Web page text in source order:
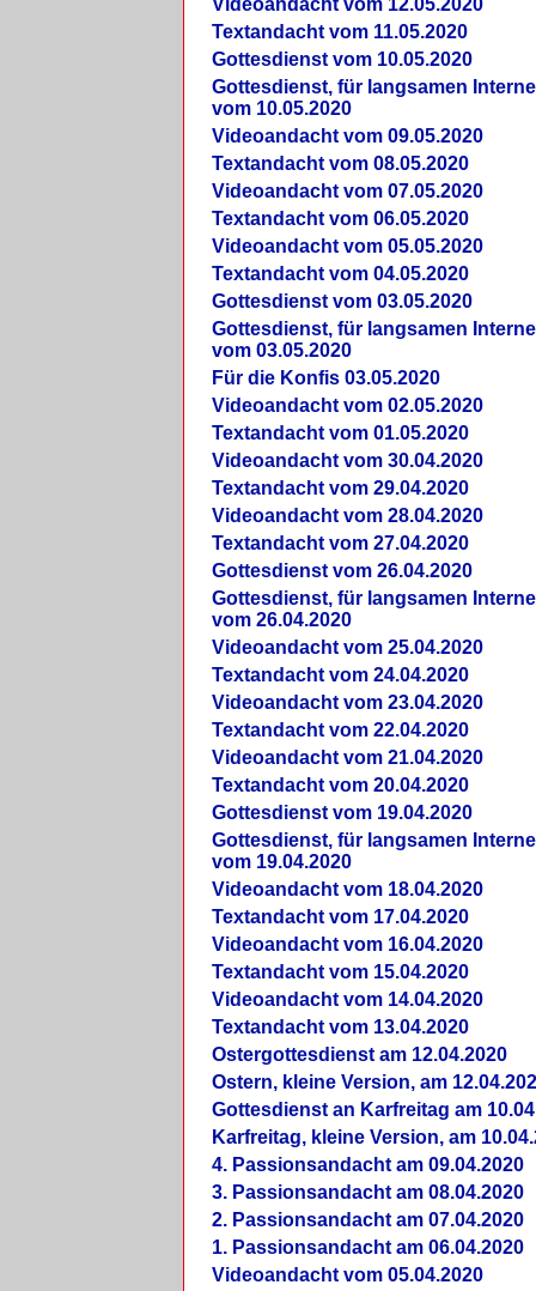
Videoandacht vom 12.05.2020
Textandacht vom 11.05.2020
Gottesdienst vom 10.05.2020
Gottesdienst, für langsamen
vom 10.05.2020
Videoandacht vom 09.05.2020
Textandacht vom 08.05.2020
Videoandacht vom 07.05.2020
Textandacht vom 06.05.2020
Videoandacht vom 05.05.2020
Textandacht vom 04.05.2020
Gottesdienst vom 03.05.2020
Gottesdienst, für langsamen
vom 03.05.2020
Für die Konfis 03.05.2020
Videoandacht vom 02.05.2020
Textandacht vom 01.05.2020
Videoandacht vom 30.04.2020
Textandacht vom 29.04.2020
Videoandacht vom 28.04.2020
Textandacht vom 27.04.2020
Gottesdienst vom 26.04.2020
Gottesdienst, für langsamen
vom 26.04.2020
Videoandacht vom 25.04.2020
Textandacht vom 24.04.2020
Videoandacht vom 23.04.2020
Textandacht vom 22.04.2020
Videoandacht vom 21.04.2020
Textandacht vom 20.04.2020
Gottesdienst vom 19.04.2020
Gottesdienst, für langsamen
vom 19.04.2020
Videoandacht vom 18.04.2020
Textandacht vom 17.04.2020
Videoandacht vom 16.04.2020
Textandacht vom 15.04.2020
Videoandacht vom 14.04.2020
Textandacht vom 13.04.2020
Ostergottesdienst am 12.04.2020
Ostern, kleine Version, am
Gottesdienst an Karfreitag am
Karfreitag, kleine Version, am
4. Passionsandacht am 09.04.2020
3. Passionsandacht am 08.04.2020
2. Passionsandacht am 07.04.2020
1. Passionsandacht am 06.04.2020
Videoandacht vom 05.04.2020